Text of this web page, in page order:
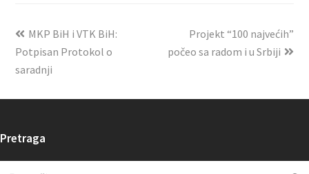
MKP BiH i VTK BiH:
Potpisan Protokol o
saradnji
Projekt “100 najvećih”
počeo sa radom i u Srbiji
Pretraga